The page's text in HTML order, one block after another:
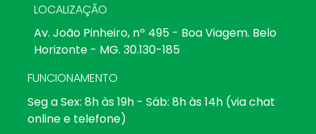
LOCALIZAÇÃO
Av. João Pinheiro, nº 495 - Boa Viagem. Belo
Horizonte - MG. 30.130-185
FUNCIONAMENTO
Seg a Sex: 8h às 19h - Sáb: 8h às 14h (via chat
online e telefone)